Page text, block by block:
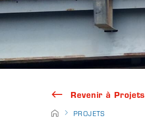
Revenir à Projets
PROJETS